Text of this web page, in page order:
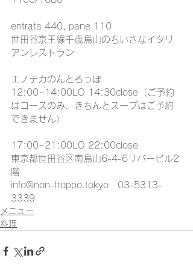
entrata 440, pane 110
世田谷京王線千歳烏山のちいさなイタリ
アンレストラン
エノテカのんとろっぽ
12:00~14:00LO 14:30close（ご予約
はコースのみ、きちんとスープはご予約
できません）
17:00~21:00LO 22:00close
東京都世田谷区南烏山6-4-6リバービル2
階
info@non-troppo.tokyo　03-5313-
3339
メニュー
料理